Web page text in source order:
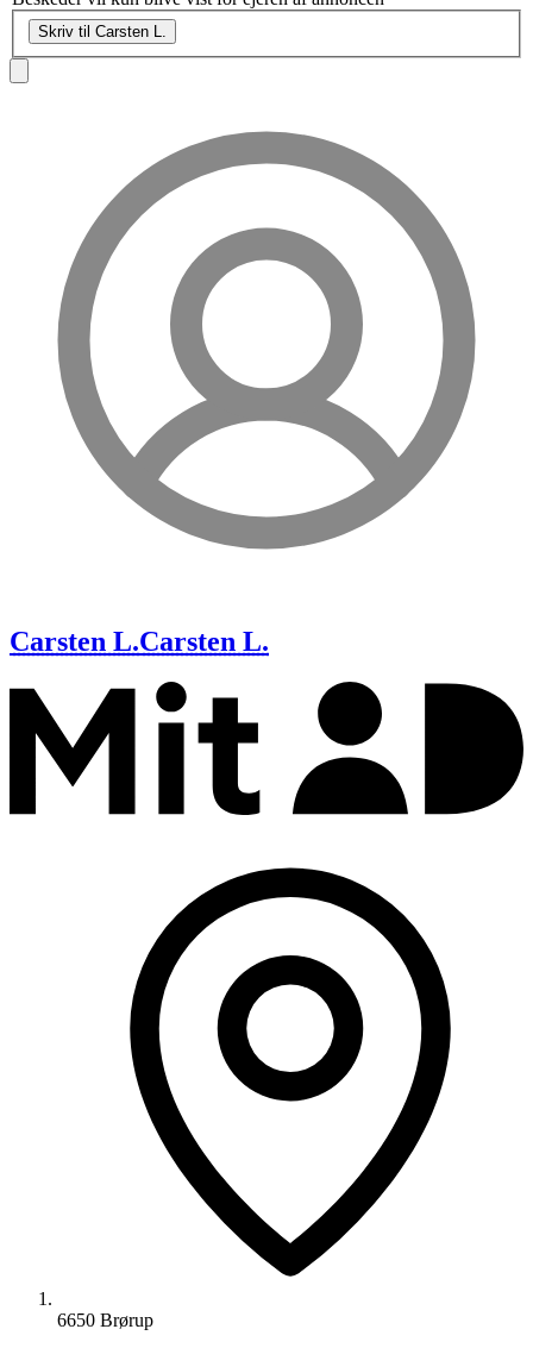
Skriv til Carsten L.
Carsten L.Carsten L.
6650 Brørup